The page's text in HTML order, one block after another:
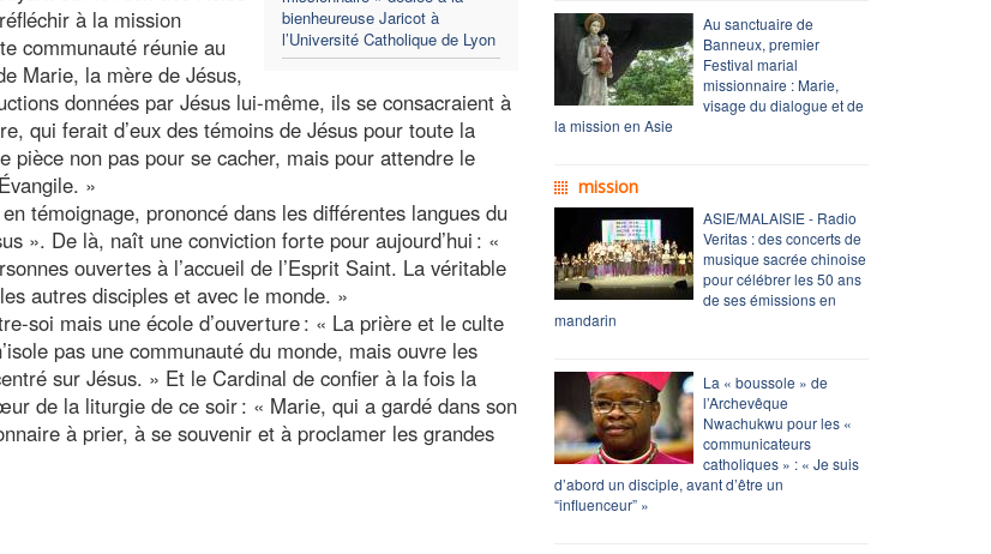
bienheureuse Jaricot à
l’Université Catholique de Lyon
à la mission
communauté réunie au
Marie, la mère de Jésus,
données par Jésus lui-même, ils se consacraient à
qui ferait d’eux des témoins de Jésus pour toute la
non pas pour se cacher, mais pour attendre le
»
témoignage, prononcé dans les différentes langues du
». De là, naît une conviction forte pour aujourd’hui : «
ouvertes à l’accueil de l’Esprit Saint. La véritable
autres disciples et avec le monde. »
soi mais une école d’ouverture : « La prière et le culte
pas une communauté du monde, mais ouvre les
sur Jésus. » Et le Cardinal de confier à la fois la
de la liturgie de ce soir : « Marie, qui a gardé dans son
à prier, à se souvenir et à proclamer les grandes
Au sanctuaire de
Banneux, premier
Festival marial
missionnaire : Marie,
visage du dialogue et de
la mission en Asie
mission
ASIE/MALAISIE - Radio
Veritas : des concerts de
musique sacrée chinoise
pour célébrer les 50 ans
de ses émissions en
mandarin
La « boussole » de
l’Archevêque
Nwachukwu pour les «
communicateurs
catholiques » : « Je suis
d’abord un disciple, avant d’être un
“influenceur” »